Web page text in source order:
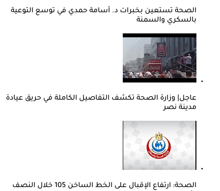
الصحة تستعين بخبرات د. أسامة حمدي في توسع التوعية
بالسكري والسمنة
عاجل| وزارة الصحة تكشف التفاصيل الكاملة في حريق عيادة
مدينة نصر
الصحة: ارتفاع الإقبال على الخط الساخن 105 خلال النصف